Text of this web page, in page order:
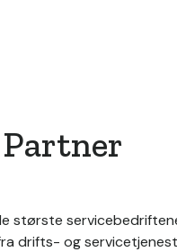
største
drifts- og